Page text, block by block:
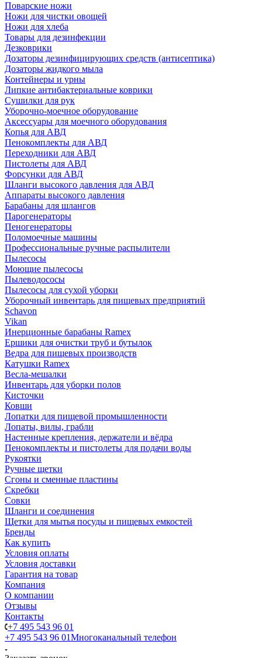
Поварские ножи
Ножи для чистки овощей
Ножи для хлеба
Товары для дезинфекции
Дезковрики
Дозаторы дезинфицирующих средств (антисептика)
Дозаторы жидкого мыла
Контейнеры и урны
Липкие антибактериальные коврики
Сушилки для рук
Уборочно-моечное оборудование
Аксессуары для моечного оборудования
Копья для АВД
Пенокомплекты для АВД
Переходники для АВД
Пистолеты для АВД
Форсунки для АВД
Шланги высокого давления для АВД
Аппараты высокого давления
Барабаны для шлангов
Парогенераторы
Пеногенераторы
Поломоечные машины
Профессиональные ручные распылители
Пылесосы
Моющие пылесосы
Пылеводососы
Пылесосы для сухой уборки
Уборочный инвентарь для пищевых предприятий
Schavon
Vikan
Инерционные барабаны Ramex
Ершики для очистки труб и бутылок
Ведра для пищевых производств
Катушки Ramex
Весла-мешалки
Инвентарь для уборки полов
Кисточки
Ковши
Лопатки для пищевой промышленности
Лопаты, вилы, грабли
Настенные крепления, держатели и вёдра
Пенокомплекты и пистолеты для подачи воды
Рукоятки
Ручные щетки
Сгоны и сменные пластины
Скребки
Совки
Шланги и соединения
Щетки для мытья посуды и пищевых емкостей
Бренды
Как купить
Условия оплаты
Условия доставки
Гарантия на товар
Компания
О компании
Отзывы
Контакты
+7 495 543 96 01
+7 495 543 96 01Многоканальный телефон